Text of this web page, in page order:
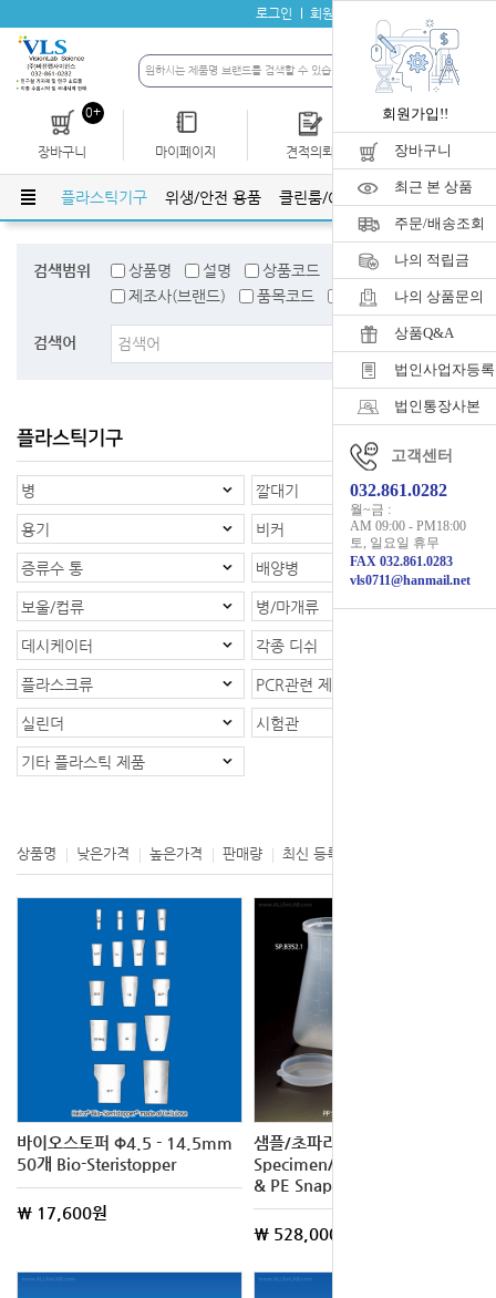
로그인 회원가입
0+
장바구니 마이페이지 견적의뢰 개인결제
기구 플라스틱기구 위생/안전 용품 클린룸/GMP관련용품 생명과학
검색범위 상품명 설명 상품코드
검색어태그
제조사(브랜드)
품목코드 품목명
검색어
플라스틱기구
병 깔대기
용기 비커
증류수 통 배양병
보울/컵류 병/마개류
데시케이터 각종 디쉬
플라스크류 PCR관련 제품
실린더 시험관
기타 플라스틱 제품
상품명 낮은가격 높은가격 판매량 최신 등록
바이오스토퍼 Φ4.5 - 14.5mm
50개 Bio-Steristopper
\ 17,600원
샘플/초파리 병 PP 170㎖
Specimen/Drosophila-Bottle
& PE Snap Cap
\ 528,000원
회원가입!!
장바구니
최근 본 상품
주문/배송조회
나의 적립금
나의 상품문의
상품Q&A
법인사업자등
법인통장사본
고객센터
032.861.0282
월~금 :
AM 09:00 - PM18:00
토, 일요일 휴무
FAX 032.861.0283
vls0711@hanmail.net